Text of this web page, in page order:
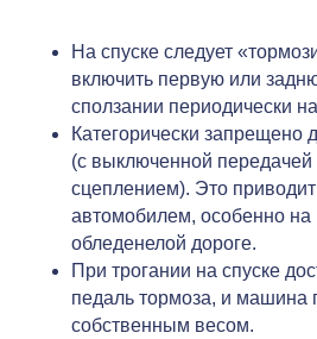
На спуске следует
включить первую или
сползании периодически
Категорически запрещено
(с выключенной
сцеплением). Это
автомобилем, особенно на
обледенелой дороге.
При трогании на спуске
педаль тормоза, и машина
собственным весом.